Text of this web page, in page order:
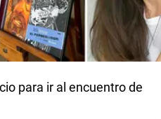
para ir al encuentro de